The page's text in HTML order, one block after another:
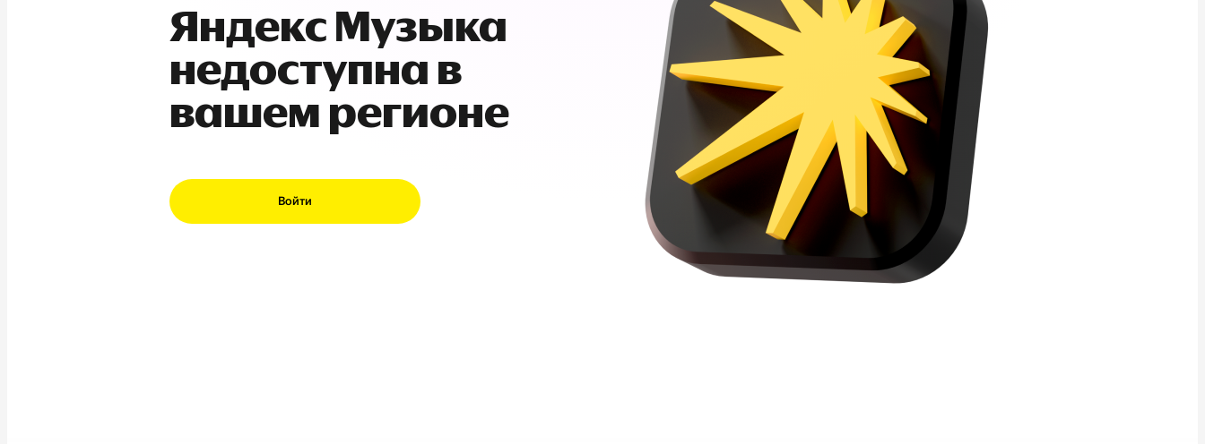
Яндекс Музыка
недоступна в
вашем регионе
Войти